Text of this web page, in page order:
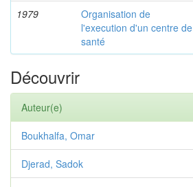
1979
Organisation de
l'execution d'un centre de
santé
Découvrir
Auteur(e)
Boukhalfa, Omar
Djerad, Sadok